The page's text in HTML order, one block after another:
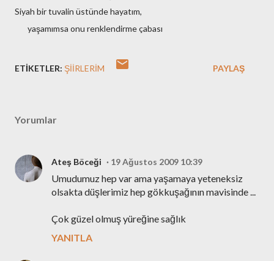
Siyah bir tuvalin üstünde hayatım,
yaşamımsa onu renklendirme çabası
ETIKETLER: ŞIIRLERIM PAYLAŞ
Yorumlar
Ateş Böceği 19 Ağustos 2009 10:39
Umudumuz hep var ama yaşamaya yeteneksiz
olsakta düşlerimiz hep gökkuşağının mavisinde ...
Çok güzel olmuş yüreğine sağlık
YANITLA